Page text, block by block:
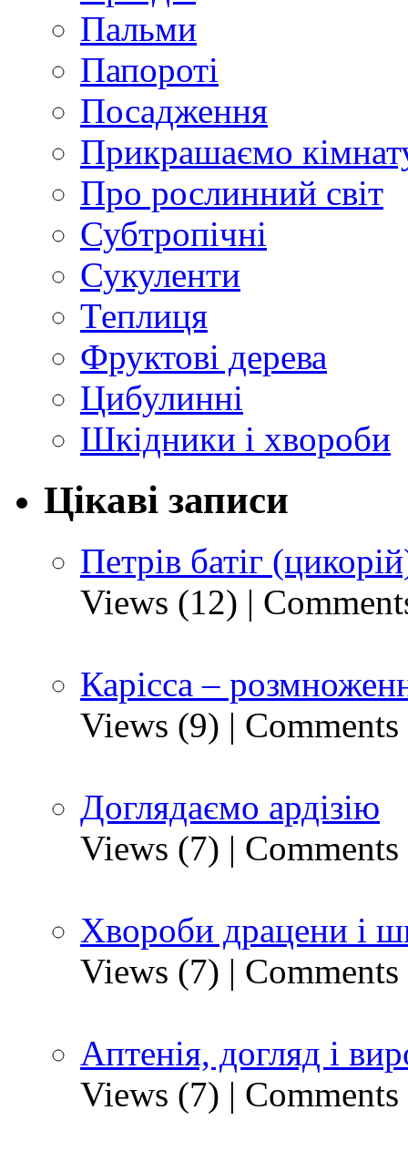
Пальми
Папороті
Посадження
Прикрашаємо
Про рослинний світ
Субтропічні
Сукуленти
Теплиця
Фруктові дерева
Цибулинні
Шкідники і хвороби
Цікаві записи
Петрів батіг
Views (12) |
Карісса –
Views (9) |
Доглядаємо ардізію
Views (7) |
Хвороби драцени і
Views (7) |
Аптенія, догляд і
Views (7) |